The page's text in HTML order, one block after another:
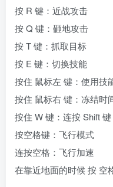
按 R 键：近战攻击
按 Q 键：砸地攻击
按 T 键：抓取目标
按 E 键：切换技能
按住 鼠标左 键：使用技
按住 鼠标右 键：冻结时
按住 W 键：连按 Shift
按空格键：飞行模式
连按空格：飞行加速
在靠近地面的时候 按 空